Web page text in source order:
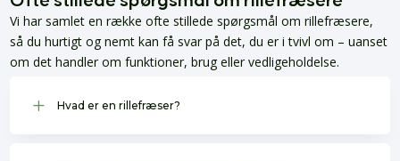
Vi har samlet en række ofte stillede spørgsmål om rillefræsere,
så du hurtigt og nemt kan få svar på det, du er i tvivl om – uanset
om det handler om funktioner, brug eller vedligeholdelse.
L Hvad er en rillefræser?